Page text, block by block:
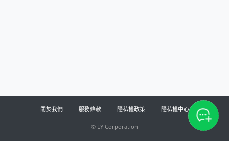
關於我們 服務條款 隱私權政策 隱私權中心
© LY Corporation